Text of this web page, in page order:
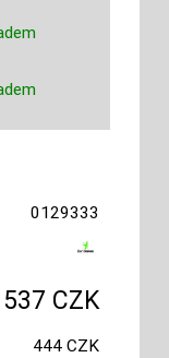
0129333
537 CZK
444 CZK